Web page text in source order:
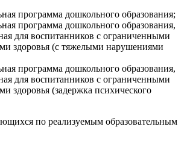
программа дошкольного образования;
программа дошкольного образования,
для воспитанников с ограниченными
здоровья (с тяжелыми нарушениями
программа дошкольного образования,
для воспитанников с ограниченными
здоровья (задержка психического
по реализуемым образовательным